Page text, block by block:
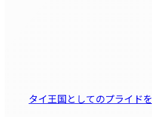
タイ王国としてのプライド